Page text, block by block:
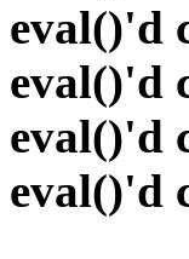
eval()'d
eval()'d
eval()'d
eval()'d